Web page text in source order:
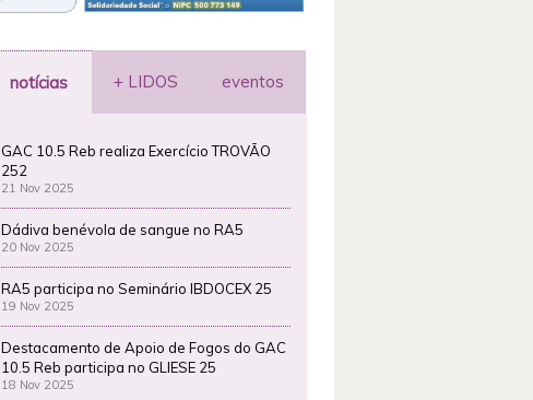
notícias + LIDOS eventos
GAC 10.5 Reb realiza Exercício TROVÃO
252
21 Nov 2025
Dádiva benévola de sangue no RA5
20 Nov 2025
RA5 participa no Seminário IBDOCEX 25
19 Nov 2025
Destacamento de Apoio de Fogos do GAC
10.5 Reb participa no GLIESE 25
18 Nov 2025